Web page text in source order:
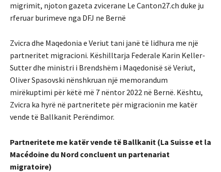
migrimit, njoton gazeta zvicerane Le Canton27.ch duke ju
rferuar burimeve nga DFJ ne Bernë
Zvicra dhe Maqedonia e Veriut tani janë të lidhura me një
partneritet migracioni. Këshilltarja Federale Karin Keller-
Sutter dhe ministri i Brendshëm i Maqedonisë së Veriut,
Oliver Spasovski nënshkruan një memorandum
mirëkuptimi për këtë më 7 nëntor 2022 në Bernë. Kështu,
Zvicra ka hyrë në partneritete për migracionin me katër
vende të Ballkanit Perëndimor.
Partneritete me katër vende të Ballkanit (La Suisse et la
Macédoine du Nord concluent un partenariat
migratoire)